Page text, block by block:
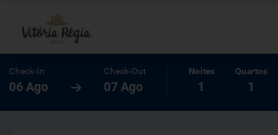
Check-In
06 Ago
Check-Out
07 Ago
Noites
1
Quartos
1